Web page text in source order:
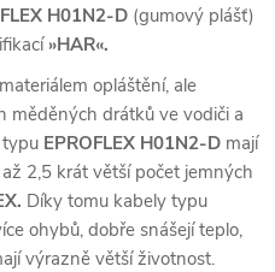
H01N2-D (gumový plášť)
»HAR«.
opláštění, ale
měděných drátků ve vodiči a
typu EPROFLEX H01N2-D mají
2,5 krát větší počet jemných
Díky tomu kabely typu
ohybů, dobře snášejí teplo,
výrazně větší životnost.